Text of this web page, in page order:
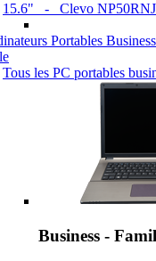
15.6" - Clevo
Tous les PC portables
Business -